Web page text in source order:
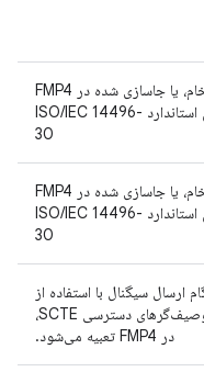
خام، یا جاسازی شده در FMP4
طبق استاندارد ISO/IEC 14496-
30
خام، یا جاسازی شده در FMP4
طبق استاندارد ISO/IEC 14496-
30
ارسال سیگنال با استفاده از
توصیف‌گرهای دسترسی SCTE،
در FMP4 تعبیه می‌شود.